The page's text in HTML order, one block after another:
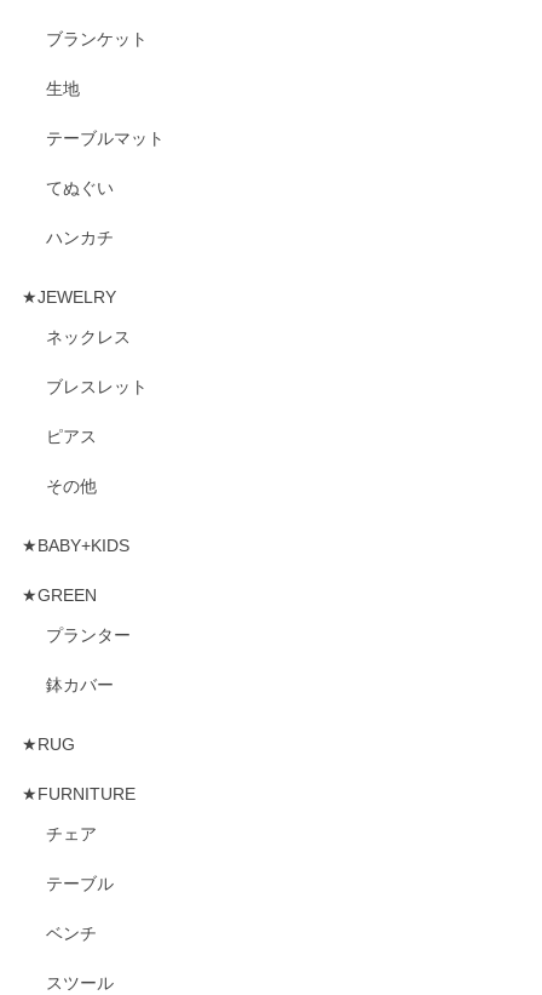
ブランケット
生地
テーブルマット
てぬぐい
ハンカチ
★JEWELRY
ネックレス
ブレスレット
ピアス
その他
★BABY+KIDS
★GREEN
プランター
鉢カバー
★RUG
★FURNITURE
チェア
テーブル
ベンチ
スツール